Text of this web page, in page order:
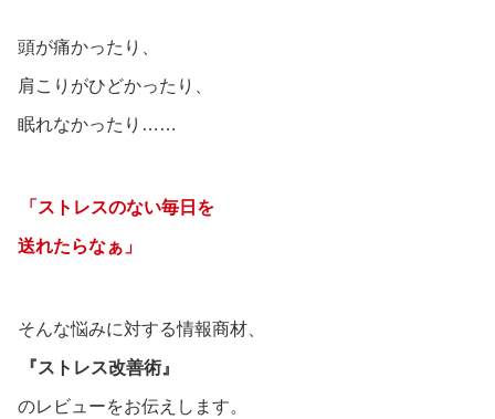
頭が痛かったり、
肩こりがひどかったり、
眠れなかったり……
「ストレスのない毎日を
送れたらなぁ」
そんな悩みに対する情報商材、
『ストレス改善術』
のレビューをお伝えします。